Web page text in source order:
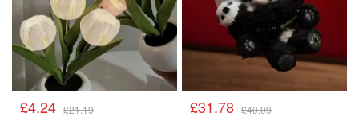
£4.24 £21.19 £31.78 £40.09